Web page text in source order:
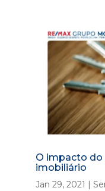
O impacto
imobiliário
Jan 29, 2021 |